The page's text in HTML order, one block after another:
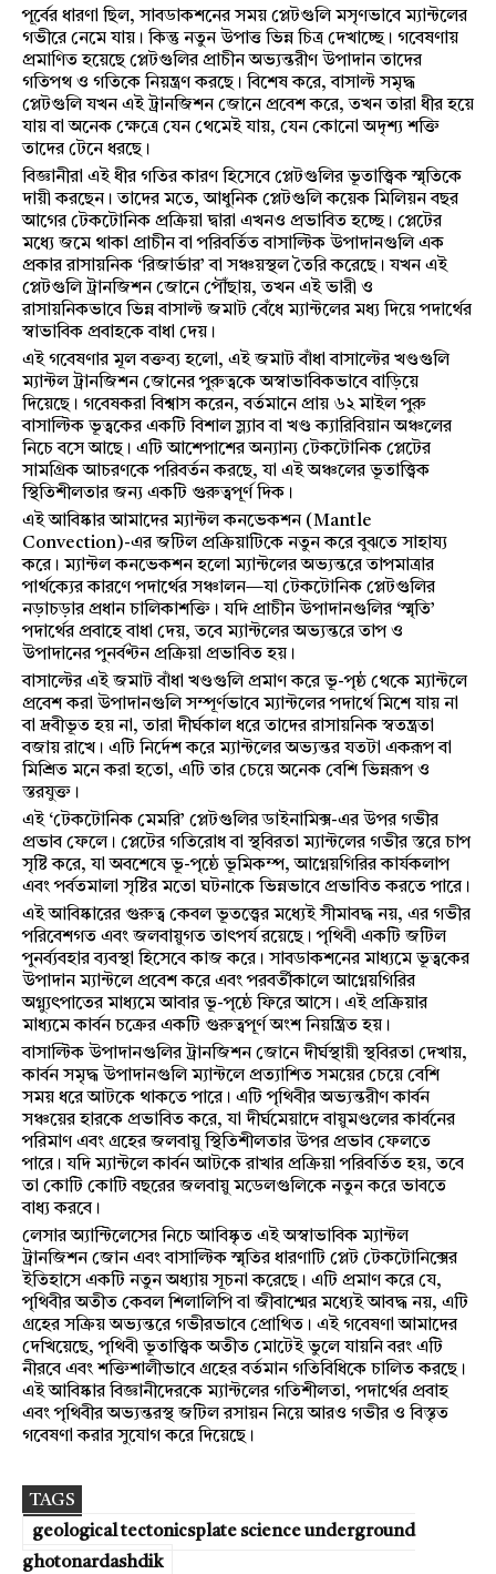
পূর্বের ধারণা ছিল, সাবডাকশনের সময় প্লেটগুলি মসৃণভাবে ম্যান্টলের
গভীরে নেমে যায়। কিন্তু নতুন উপাত্ত ভিন্ন চিত্র দেখাচ্ছে। গবেষণায়
প্রমাণিত হয়েছে প্লেটগুলির প্রাচীন অভ্যন্তরীণ উপাদান তাদের
গতিপথ ও গতিকে নিয়ন্ত্রণ করছে। বিশেষ করে, বাসাল্ট সমৃদ্ধ
প্লেটগুলি যখন এই ট্রানজিশন জোনে প্রবেশ করে, তখন তারা ধীর হয়ে
যায় বা অনেক ক্ষেত্রে যেন থেমেই যায়, যেন কোনো অদৃশ্য শক্তি
তাদের টেনে ধরছে।
বিজ্ঞানীরা এই ধীর গতির কারণ হিসেবে প্লেটগুলির ভূতাত্ত্বিক স্মৃতিকে
দায়ী করছেন। তাদের মতে, আধুনিক প্লেটগুলি কয়েক মিলিয়ন বছর
আগের টেকটোনিক প্রক্রিয়া দ্বারা এখনও প্রভাবিত হচ্ছে। প্লেটের
মধ্যে জমে থাকা প্রাচীন বা পরিবর্তিত বাসাল্টিক উপাদানগুলি এক
প্রকার রাসায়নিক ‘রিজার্ভার’ বা সঞ্চয়স্থল তৈরি করেছে। যখন এই
প্লেটগুলি ট্রানজিশন জোনে পৌঁছায়, তখন এই ভারী ও
রাসায়নিকভাবে ভিন্ন বাসাল্ট জমাট বেঁধে ম্যান্টলের মধ্য দিয়ে পদার্থের
স্বাভাবিক প্রবাহকে বাধা দেয়।
এই গবেষণার মূল বক্তব্য হলো, এই জমাট বাঁধা বাসাল্টের খণ্ডগুলি
ম্যান্টল ট্রানজিশন জোনের পুরুত্বকে অস্বাভাবিকভাবে বাড়িয়ে
দিয়েছে। গবেষকরা বিশ্বাস করেন, বর্তমানে প্রায় ৬২ মাইল পুরু
বাসাল্টিক ভূত্বকের একটি বিশাল স্ল্যাব বা খণ্ড ক্যারিবিয়ান অঞ্চলের
নিচে বসে আছে। এটি আশেপাশের অন্যান্য টেকটোনিক প্লেটের
সামগ্রিক আচরণকে পরিবর্তন করছে, যা এই অঞ্চলের ভূতাত্ত্বিক
স্থিতিশীলতার জন্য একটি গুরুত্বপূর্ণ দিক।
এই আবিষ্কার আমাদের ম্যান্টল কনভেকশন (Mantle
Convection)-এর জটিল প্রক্রিয়াটিকে নতুন করে বুঝতে সাহায্য
করে। ম্যান্টল কনভেকশন হলো ম্যান্টলের অভ্যন্তরে তাপমাত্রার
পার্থক্যের কারণে পদার্থের সঞ্চালন—যা টেকটোনিক প্লেটগুলির
নড়াচড়ার প্রধান চালিকাশক্তি। যদি প্রাচীন উপাদানগুলির ‘স্মৃতি’
পদার্থের প্রবাহে বাধা দেয়, তবে ম্যান্টলের অভ্যন্তরে তাপ ও
উপাদানের পুনর্বণ্টন প্রক্রিয়া প্রভাবিত হয়।
বাসাল্টের এই জমাট বাঁধা খণ্ডগুলি প্রমাণ করে ভূ-পৃষ্ঠ থেকে ম্যান্টলে
প্রবেশ করা উপাদানগুলি সম্পূর্ণভাবে ম্যান্টলের পদার্থে মিশে যায় না
বা দ্রবীভূত হয় না, তারা দীর্ঘকাল ধরে তাদের রাসায়নিক স্বতন্ত্রতা
বজায় রাখে। এটি নির্দেশ করে ম্যান্টলের অভ্যন্তর যতটা একরূপ বা
মিশ্রিত মনে করা হতো, এটি তার চেয়ে অনেক বেশি ভিন্নরূপ ও
স্তরযুক্ত।
এই ‘টেকটোনিক মেমরি’ প্লেটগুলির ডাইনামিক্স-এর উপর গভীর
প্রভাব ফেলে। প্লেটের গতিরোধ বা স্থবিরতা ম্যান্টলের গভীর স্তরে চাপ
সৃষ্টি করে, যা অবশেষে ভূ-পৃষ্ঠে ভূমিকম্প, আগ্নেয়গিরির কার্যকলাপ
এবং পর্বতমালা সৃষ্টির মতো ঘটনাকে ভিন্নভাবে প্রভাবিত করতে পারে।
এই আবিষ্কারের গুরুত্ব কেবল ভূতত্ত্বের মধ্যেই সীমাবদ্ধ নয়, এর গভীর
পরিবেশগত এবং জলবায়ুগত তাৎপর্য রয়েছে। পৃথিবী একটি জটিল
পুনর্ব্যবহার ব্যবস্থা হিসেবে কাজ করে। সাবডাকশনের মাধ্যমে ভূত্বকের
উপাদান ম্যান্টলে প্রবেশ করে এবং পরবর্তীকালে আগ্নেয়গিরির
অগ্ন্যুৎপাতের মাধ্যমে আবার ভূ-পৃষ্ঠে ফিরে আসে। এই প্রক্রিয়ার
মাধ্যমে কার্বন চক্রের একটি গুরুত্বপূর্ণ অংশ নিয়ন্ত্রিত হয়।
বাসাল্টিক উপাদানগুলির ট্রানজিশন জোনে দীর্ঘস্থায়ী স্থবিরতা দেখায়,
কার্বন সমৃদ্ধ উপাদানগুলি ম্যান্টলে প্রত্যাশিত সময়ের চেয়ে বেশি
সময় ধরে আটকে থাকতে পারে। এটি পৃথিবীর অভ্যন্তরীণ কার্বন
সঞ্চয়ের হারকে প্রভাবিত করে, যা দীর্ঘমেয়াদে বায়ুমণ্ডলের কার্বনের
পরিমাণ এবং গ্রহের জলবায়ু স্থিতিশীলতার উপর প্রভাব ফেলতে
পারে। যদি ম্যান্টলে কার্বন আটকে রাখার প্রক্রিয়া পরিবর্তিত হয়, তবে
তা কোটি কোটি বছরের জলবায়ু মডেলগুলিকে নতুন করে ভাবতে
বাধ্য করবে।
লেসার অ্যান্টিলেসের নিচে আবিষ্কৃত এই অস্বাভাবিক ম্যান্টল
ট্রানজিশন জোন এবং বাসাল্টিক স্মৃতির ধারণাটি প্লেট টেকটোনিক্সের
ইতিহাসে একটি নতুন অধ্যায় সূচনা করেছে। এটি প্রমাণ করে যে,
পৃথিবীর অতীত কেবল শিলালিপি বা জীবাশ্মের মধ্যেই আবদ্ধ নয়, এটি
গ্রহের সক্রিয় অভ্যন্তরে গভীরভাবে প্রোথিত। এই গবেষণা আমাদের
দেখিয়েছে, পৃথিবী ভূতাত্ত্বিক অতীত মোটেই ভুলে যায়নি বরং এটি
নীরবে এবং শক্তিশালীভাবে গ্রহের বর্তমান গতিবিধিকে চালিত করছে।
এই আবিষ্কার বিজ্ঞানীদেরকে ম্যান্টলের গতিশীলতা, পদার্থের প্রবাহ
এবং পৃথিবীর অভ্যন্তরস্থ জটিল রসায়ন নিয়ে আরও গভীর ও বিস্তৃত
গবেষণা করার সুযোগ করে দিয়েছে।
TAGS
geological tectonicsplate science underground
ghotonardashdik